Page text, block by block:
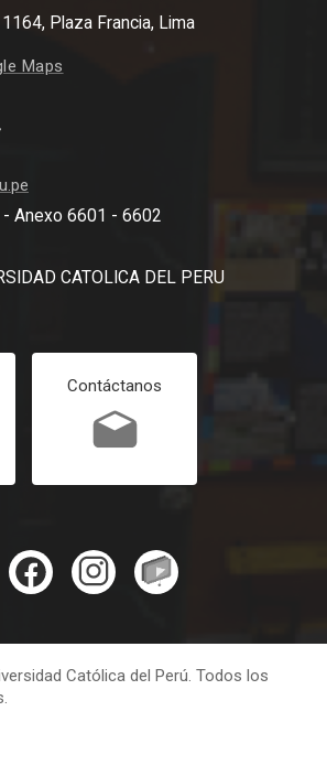
Plaza Francia, Lima
Maps
Anexo 6601 - 6602
CATOLICA DEL PERU
Contáctanos
Católica del Perú. Todos los